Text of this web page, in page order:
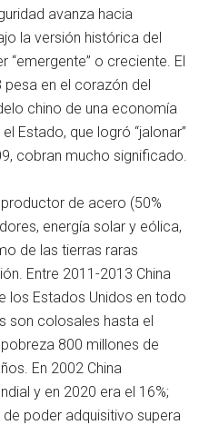
avanza hacia
la versión histórica del
“emergente” o creciente. El
en el corazón del
chino de una economía
Estado, que logró “jalonar”
cobran mucho significado.
de acero (50%
energía solar y eólica,
de las tierras raras
Entre 2011-2013 China
los Estados Unidos en todo
son colosales hasta el
800 millones de
En 2002 China
y en 2020 era el 16%;
poder adquisitivo supera